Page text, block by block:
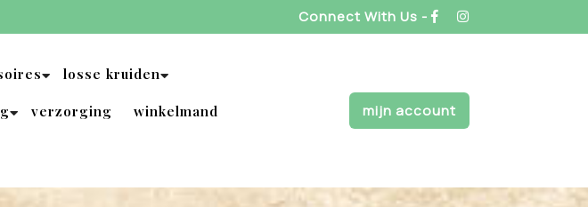
Connect With Us -
losse kruiden
verzorging winkelmand mijn account